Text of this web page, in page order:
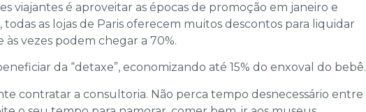
viajantes é aproveitar as épocas de promoção em janeiro e
as lojas de Paris oferecem muitos descontos para liquidar
vezes podem chegar a 70%.
da “detaxe”, economizando até 15% do enxoval do bebê.
contratar a consultoria. Não perca tempo desnecessário entre